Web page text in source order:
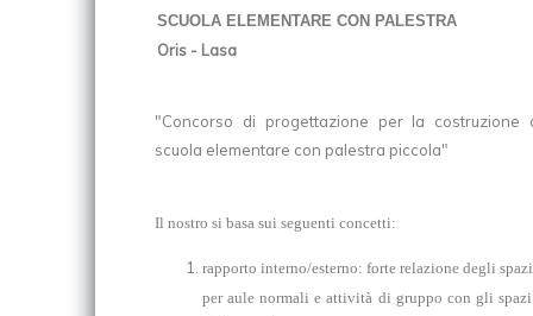
SCUOLA ELEMENTARE CON PALESTRA
Oris - Lasa
"Concorso di progettazione per la costruzione
scuola elementare con palestra piccola"
Il nostro si basa sui seguenti concetti:
rapporto interno/esterno: forte relazione degli
per aule normali e attività di gruppo con gli spazi